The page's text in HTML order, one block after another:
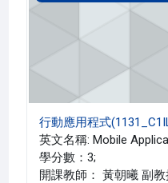
行動應用程式
英文名稱: Mobile
學分數：3;
開課教師： 黃朝曦 副